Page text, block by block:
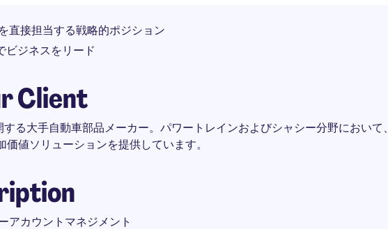
直接担当する戦略的ポジション
ビジネスをリード
Client
る大手自動車部品メーカー。パワートレインおよびシャシー分野において、
値ソリューションを提供しています。
アカウントマネジメント